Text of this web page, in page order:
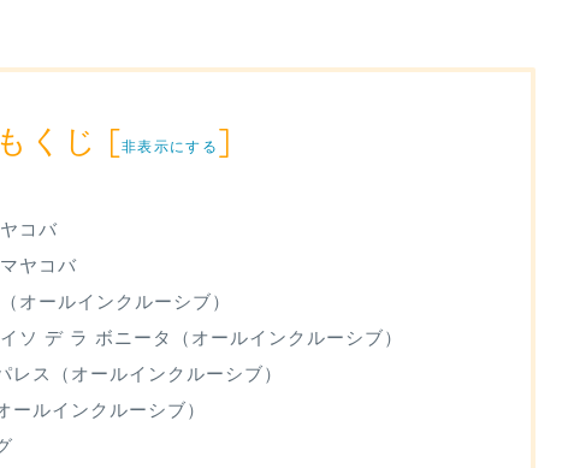
もくじ [非表示にする ]
コバ
ヤコバ
オールインクルーシブ）
ソ デ ラ ボニータ（オールインクルーシブ）
レス（オールインクルーシブ）
ールインクルーシブ）